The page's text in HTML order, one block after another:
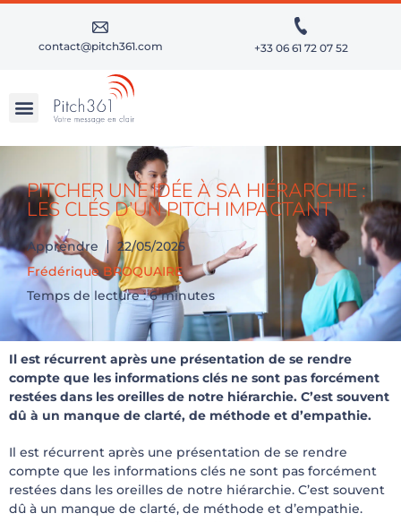
contact@pitch361.com +33 06 61 72 07 52
PITCHER UNE IDÉE À SA HIÉRARCHIE :
LES CLÉS D’UN PITCH IMPACTANT
Apprendre
22/05/2025
Frédérique BROQUAIRE
Temps de lecture : 6 minutes
Il est récurrent après une présentation de se rendre
compte que les informations clés ne sont pas forcément
restées dans les oreilles de notre hiérarchie. C’est souvent
dû à un manque de clarté, de méthode et d’empathie.
Il est récurrent après une présentation de se rendre
compte que les informations clés ne sont pas forcément
restées dans les oreilles de notre hiérarchie. C’est souvent
dû à un manque de clarté, de méthode et d’empathie.